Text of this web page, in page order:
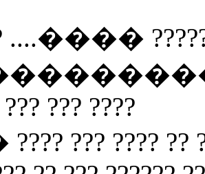
....����
??? ????
??? ???? ??